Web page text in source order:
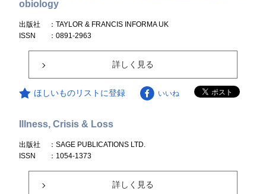
obiology
出版社
：TAYLOR & FRANCIS INFORMA UK
ISSN
：0891-2963
詳しく見る
ほしいものリストに登録 いいね
Illness, Crisis & Loss
出版社
：SAGE PUBLICATIONS LTD.
ISSN
：1054-1373
詳しく見る